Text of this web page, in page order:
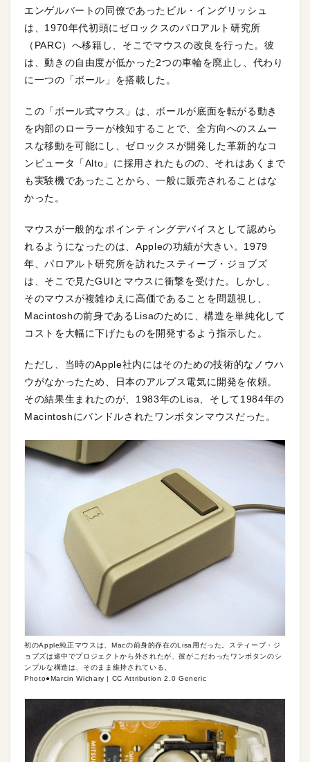
エンゲルバートの同僚であったビル・イングリッシュ
は、1970年代初頭にゼロックスのパロアルト研究所
（PARC）へ移籍し、そこでマウスの改良を行った。彼
は、動きの自由度が低かった2つの車輪を廃止し、代わり
に一つの「ボール」を搭載した。
この「ボール式マウス」は、ボールが底面を転がる動き
を内部のローラーが検知することで、全方向へのスムー
スな移動を可能にし、ゼロックスが開発した革新的なコ
ンピュータ「Alto」に採用されたものの、それはあくまで
も実験機であったことから、一般に販売されることはな
かった。
マウスが一般的なポインティングデバイスとして認めら
れるようになったのは、Appleの功績が大きい。1979
年、パロアルト研究所を訪れたスティーブ・ジョブズ
は、そこで見たGUIとマウスに衝撃を受けた。しかし、
そのマウスが複雑ゆえに高価であることを問題視し、
Macintoshの前身であるLisaのために、構造を単純化して
コストを大幅に下げたものを開発するよう指示した。
ただし、当時のApple社内にはそのための技術的なノウハ
ウがなかったため、日本のアルプス電気に開発を依頼。
その結果生まれたのが、1983年のLisa、そして1984年の
Macintoshにバンドルされたワンボタンマウスだった。
初のApple純正マウスは、Macの前身的存在のLisa用だった。スティーブ・ジ
ョブズは途中でプロジェクトから外されたが、彼がこだわったワンボタンのシ
ンプルな構造は、そのまま維持されている。
Photo●Marcin Wichary | CC Attribution 2.0 Generic